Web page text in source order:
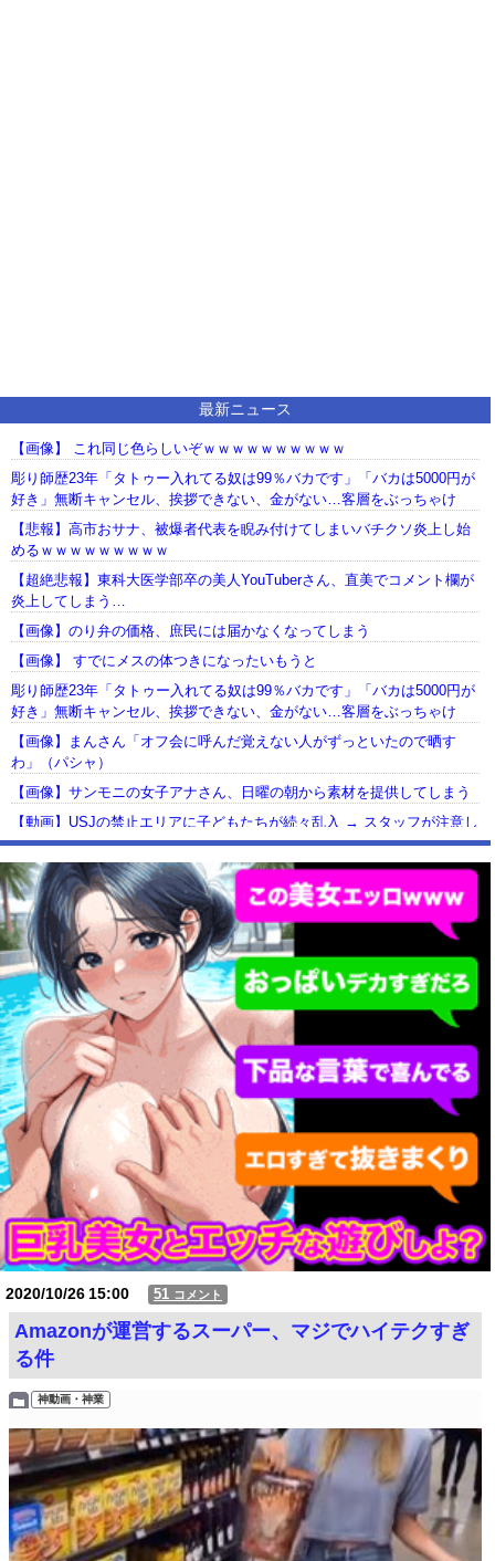
最新ニュース
【画像】 これ同じ色らしいぞｗｗｗｗｗｗｗｗｗｗ
彫り師歴23年「タトゥー入れてる奴は99％バカです」「バカは5000円が
好き」無断キャンセル、挨拶できない、金がない…客層をぶっちゃけ
【悲報】高市おサナ、被爆者代表を睨み付けてしまいバチクソ炎上し始
めるｗｗｗｗｗｗｗｗｗ
【超絶悲報】東科大医学部卒の美人YouTuberさん、直美でコメント欄が
炎上してしまう…
【画像】のり弁の価格、庶民には届かなくなってしまう
【画像】 すでにメスの体つきになったいもうと
彫り師歴23年「タトゥー入れてる奴は99％バカです」「バカは5000円が
好き」無断キャンセル、挨拶できない、金がない…客層をぶっちゃけ
【画像】まんさん「オフ会に呼んだ覚えない人がずっといたので晒す
わ」（パシャ）
【画像】サンモニの女子アナさん、日曜の朝から素材を提供してしまう
【動画】USJの禁止エリアに子どもたちが続々乱入 → スタッフが注意し
ても止まらない事態に
Powered by livedoor 相互RSS
2020/10/2615:00 51 コメント
Amazonが運営するスーパー、マジでハイテクすぎ
る件
神動画・神業